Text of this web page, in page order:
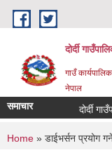
Skip to main content
दोर्दी
गाउँ
नेपाल
समाचार दोर्दी
You are
Home » डाईभर्सन प्रयोग